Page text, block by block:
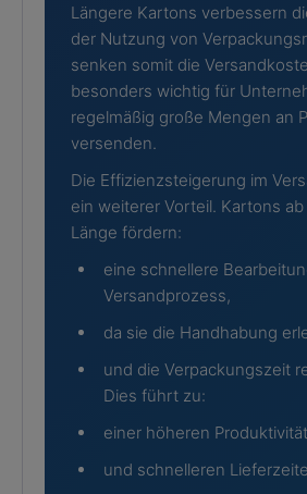
Längere Kartons verbessern
der Nutzung von
senken somit die
besonders wichtig für
regelmäßig große Mengen an
versenden.
Die Effizienzsteigerung im
ein weiterer Vorteil. Kartons ab
Länge fördern:
eine schnellere
Versandprozess,
da sie die Handhabung
und die Verpackungszeit
Dies führt zu:
einer höheren Produktivität
und schnelleren